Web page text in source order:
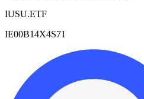
IUSU.ETF
IE00B14X4S71